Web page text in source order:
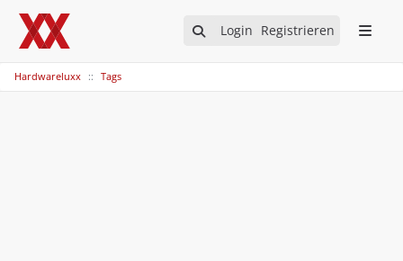
Login Registrieren
Hardwareluxx Tags